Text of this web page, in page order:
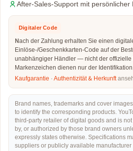
After-Sales-Support mit persönlicher
Digitaler Code
Nach der Zahlung erhalten Sie einen
Einlöse-/Geschenkkarten-Code auf der
unabhängiger Händler — nicht der offizielle
Markenzeichen dienen nur der
Kaufgarantie · Authentizität & Herkunft
Brand names, trademarks and cover
to identify the corresponding products.
third-party retailer of digital goods and is
by, or authorized by those brand owners
expressly states otherwise. Specifications
suppliers or publicly available manufacturer